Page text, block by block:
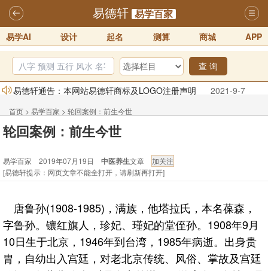
易德轩 易学百家
易学AI 设计 起名 测算 商城 APP
查 询
易德轩通告：本网站易德轩商标及LOGO注册声明
2021-9-7
体验！！
2025-07-01
易德轩网重构及升能完成，欢迎大家来体验新程序及感觉！！
2025-07-01
2026年化太岁锦囊属马、鼠、牛、龙、兔、狗、鸡生肖化太岁开始预
2026丙午年铁笔居士精批年运说明
2025-10-12
易德轩首席风水大师铁笔居士简介！！
2021-9-2
首页 > 易学百家 > 轮回案例：前生今世
轮回案例：前生今世
易学百家 2019年07月19日 中医养生文章
[易德轩提示：网页文章不能全打开，请刷新再打开]
唐鲁孙(1908-1985)，满族，他塔拉氏，本名葆森，
字鲁孙。镶红旗人，珍妃、瑾妃的堂侄孙。1908年9月
10日生于北京，1946年到台湾，1985年病逝。出身贵
胄，自幼出入宫廷，对老北京传统、风俗、掌故及宫廷